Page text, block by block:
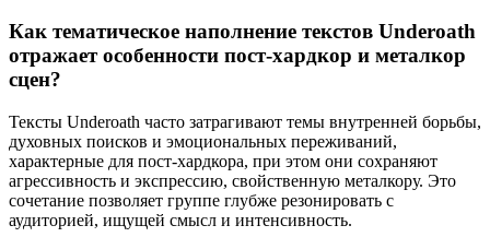
Как тематическое наполнение текстов Underoath
отражает особенности пост-хардкор и металкор
сцен?
Тексты Underoath часто затрагивают темы внутренней борьбы,
духовных поисков и эмоциональных переживаний,
характерные для пост-хардкора, при этом они сохраняют
агрессивность и экспрессию, свойственную металкору. Это
сочетание позволяет группе глубже резонировать с
аудиторией, ищущей смысл и интенсивность.